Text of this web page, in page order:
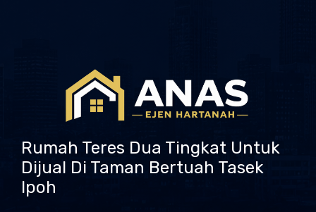
Rumah Teres Dua Tingkat Untuk
Dijual Di Taman Bertuah Tasek
Ipoh